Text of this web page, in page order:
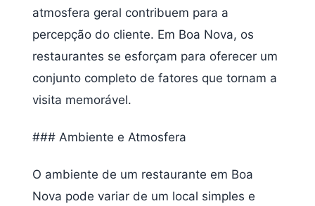
atmosfera geral contribuem para a
percepção do cliente. Em Boa Nova, os
restaurantes se esforçam para oferecer um
conjunto completo de fatores que tornam a
visita memorável.
### Ambiente e Atmosfera
O ambiente de um restaurante em Boa
Nova pode variar de um local simples e